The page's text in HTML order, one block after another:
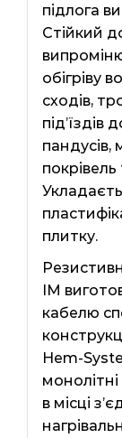
підлога
Стійкий
обігріву
сходів,
під’їздів
пандусів,
плитку.
IM
кабелю
Hem-
в місці